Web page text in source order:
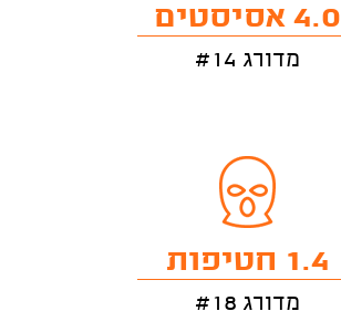
4.0 אסיסטים
מדורג #14
1.4 חטיפות
מדורג #18